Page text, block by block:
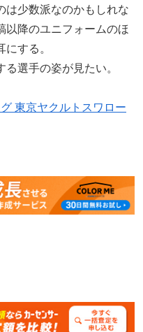
は少数派なのかもしれな
以降のユニフォームのほ
する。
選手の姿が見たい。